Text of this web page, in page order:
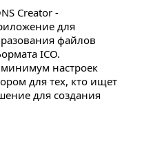
Creator -
для
файлов
ICO.
настроек
для тех, кто ищет
для создания